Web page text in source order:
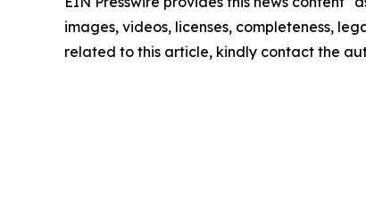
images, videos, licenses, completeness,
related to this article, kindly contact the